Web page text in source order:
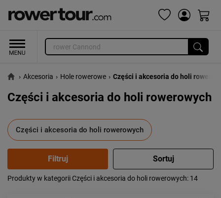
› Akcesoria › Hole rowerowe › Części i akcesoria do holi
Części i akcesoria do holi rowerowych
Części i akcesoria do holi rowerowych
Popularność:
największa
Produkty w kategorii Części i akcesoria do holi rowerowych: 14